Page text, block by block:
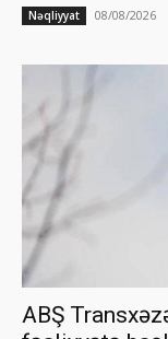
Nəqliyyat 08/08/2026
ABŞ